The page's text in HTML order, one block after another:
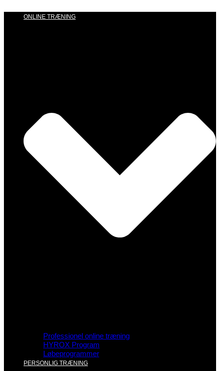
ONLINE TRÆNING
Professionel online træning
HYROX Program
Løbeprogrammer
PERSONLIG TRÆNING